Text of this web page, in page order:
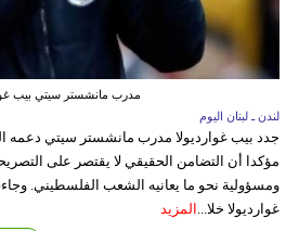
مدرب مانشستر سيتي بيب
لندن ـ لبنان اليوم
جدد بيب غوارديولا مدرب مانشستر سيتي دعمه
مؤكدا أن التضامن الحقيقي لا يقتصر على
ومسؤولية نحو ما يعانيه الشعب الفلسطيني.
غوارديولا خلا...
المزيد